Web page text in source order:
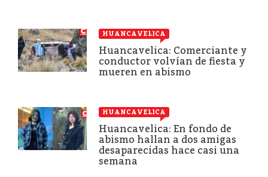
HUANCAVELICA
Huancavelica: Comerciante y
conductor volvían de fiesta y
mueren en abismo
HUANCAVELICA
Huancavelica: En fondo de
abismo hallan a dos amigas
desaparecidas hace casi una
semana